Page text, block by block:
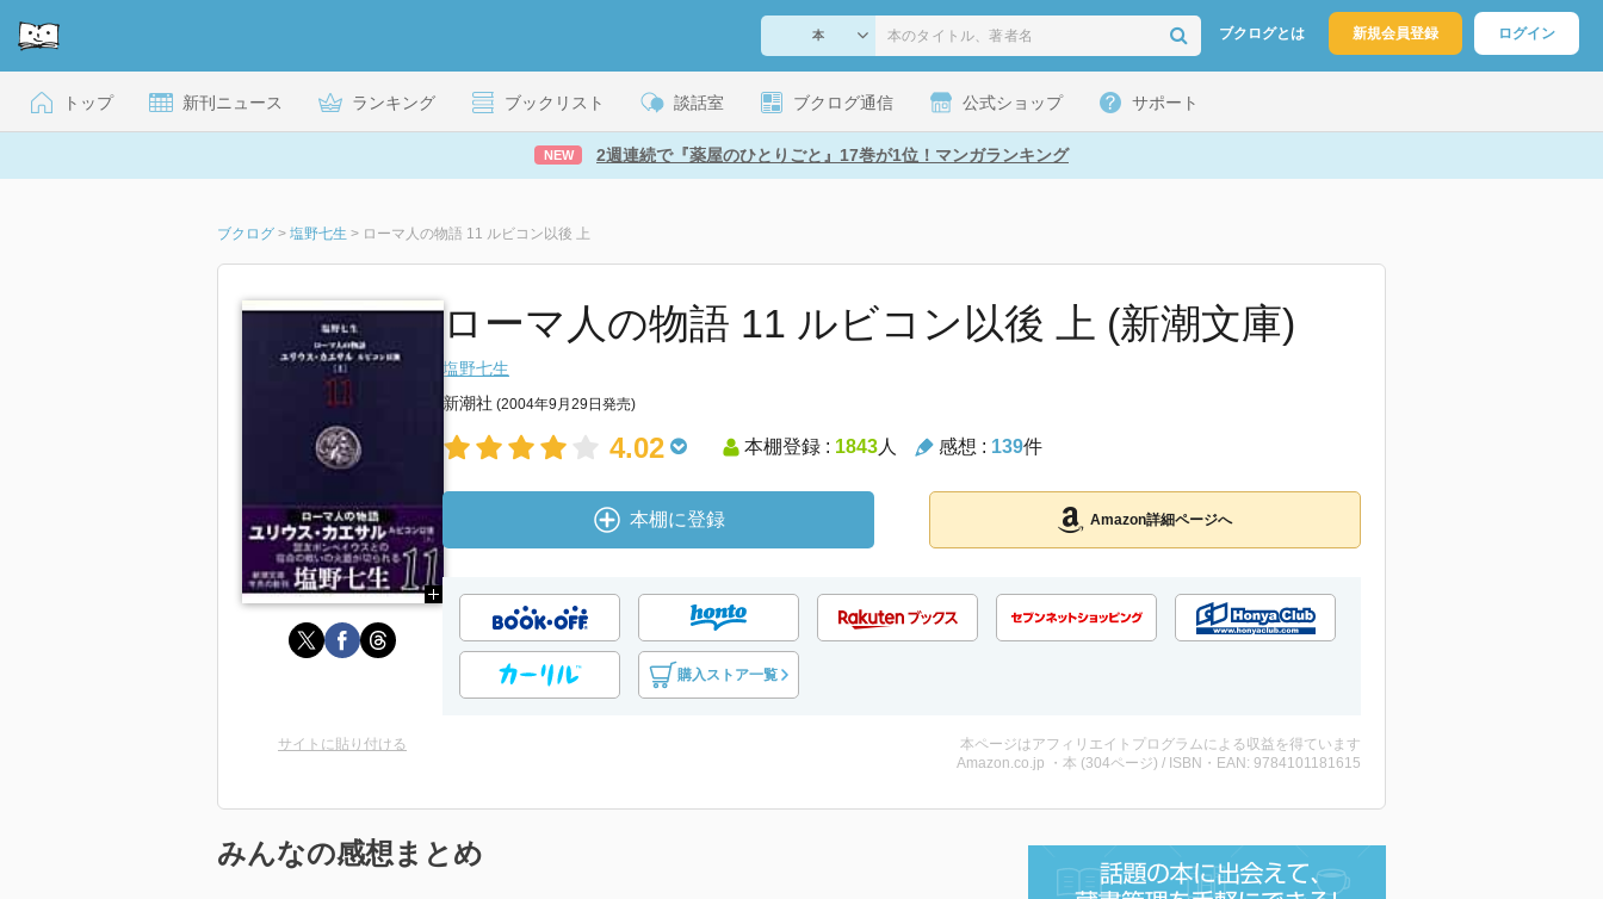
ブクログとは 新規会員登録 ログイン
トップ 新刊ニュース ランキング ブックリスト 談話室 ブクログ通信 公式ショップ サポート
NEW 2週連続で『薬屋のひとりごと』17巻が1位！マンガランキング
ブクログ > 塩野七生 > ローマ人の物語 11 ルビコン以後 上
ローマ人の物語 11 ルビコン以後 上 (新潮文庫)
塩野七生
新潮社 (2004年9月29日発売)
4.02 本棚登録 : 1843人 感想 : 139件
本棚に登録 Amazon詳細ページへ
購入ストア一覧
サイトに貼り付ける
本ページはアフィリエイトプログラムによる収益を得ています
Amazon.co.jp ・本 (304ページ) / ISBN・EAN: 9784101181615
みんなの感想まとめ